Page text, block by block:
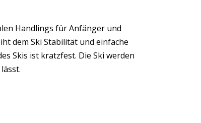
Handlings für Anfänger und
dem Ski Stabilität und einfache
Skis ist kratzfest. Die Ski werden